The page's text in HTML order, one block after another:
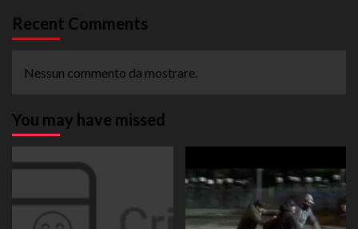
Recent Comments
Nessun commento da mostrare.
You may have missed